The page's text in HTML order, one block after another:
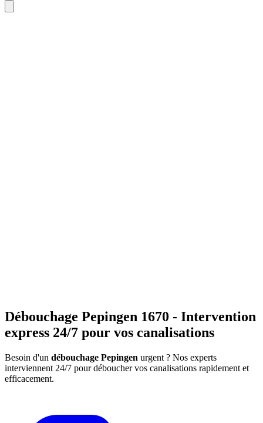
Débouchage Pepingen 1670 - Intervention
express 24/7 pour vos canalisations
Besoin d'un débouchage Pepingen urgent ? Nos experts
interviennent 24/7 pour déboucher vos canalisations rapidement et
efficacement.